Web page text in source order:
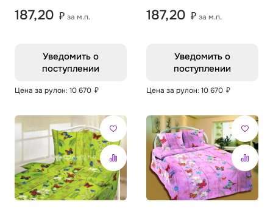
187,20 ₽ за м.п.
Уведомить о
поступлении
Цена за рулон: 10 670 ₽
187,20 ₽ за м.п.
Уведомить о
поступлении
Цена за рулон: 10 670 ₽